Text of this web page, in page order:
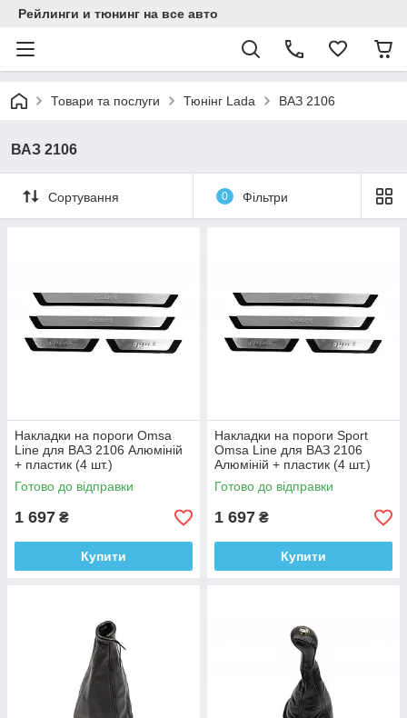
Рейлинги и тюнинг на все авто
Товари та послуги Тюнінг Lada ВАЗ 2106
ВАЗ 2106
Сортування 0 Фільтри
Накладки на пороги Omsa
Line для ВАЗ 2106 Алюміній
+ пластик (4 шт.)
Готово до відправки
1 697 ₴
Купити
Накладки на пороги Sport
Omsa Line для ВАЗ 2106
Алюміній + пластик (4 шт.)
Готово до відправки
1 697 ₴
Купити